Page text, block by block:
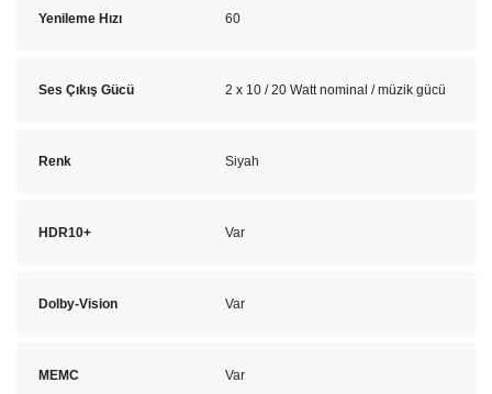
Yenileme Hızı 60
Ses Çıkış Gücü 2 x 10 / 20 Watt nominal / müzik gücü
Renk Siyah
HDR10+ Var
Dolby-Vision Var
MEMC Var